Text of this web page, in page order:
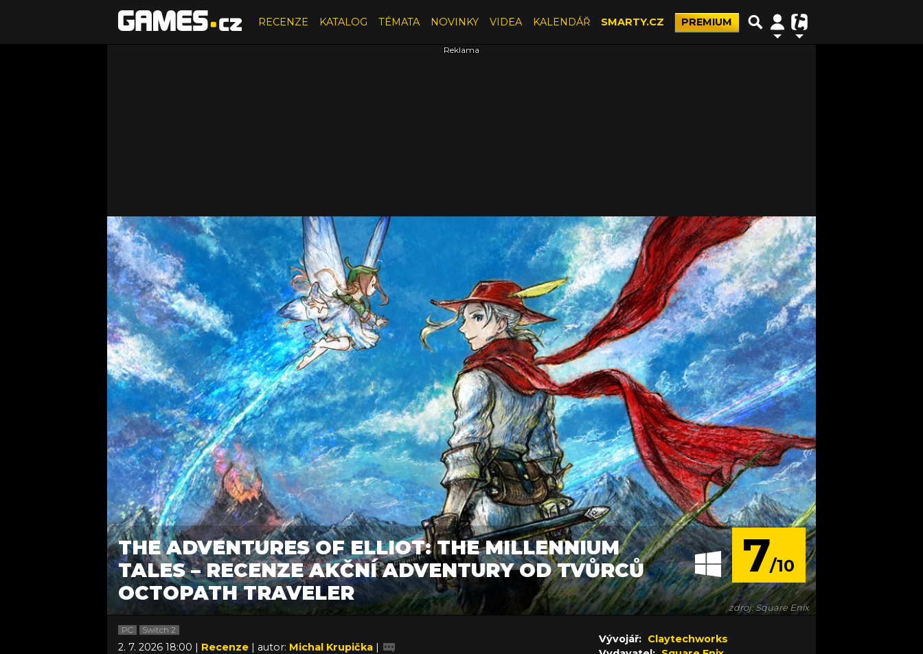
RECENZE KATALOG TÉMATA NOVINKY VIDEA KALENDÁŘ SMARTY.CZ PREMIUM
7/10
zdroj: Square Enix
THE ADVENTURES OF ELLIOT: THE MILLENNIUM
TALES – RECENZE AKČNÍ ADVENTURY OD TVŮRCŮ
OCTOPATH TRAVELER
PC Switch 2
2. 7. 2026 18:00 | Recenze | autor: Michal Krupička |
Vývojář: Claytechworks